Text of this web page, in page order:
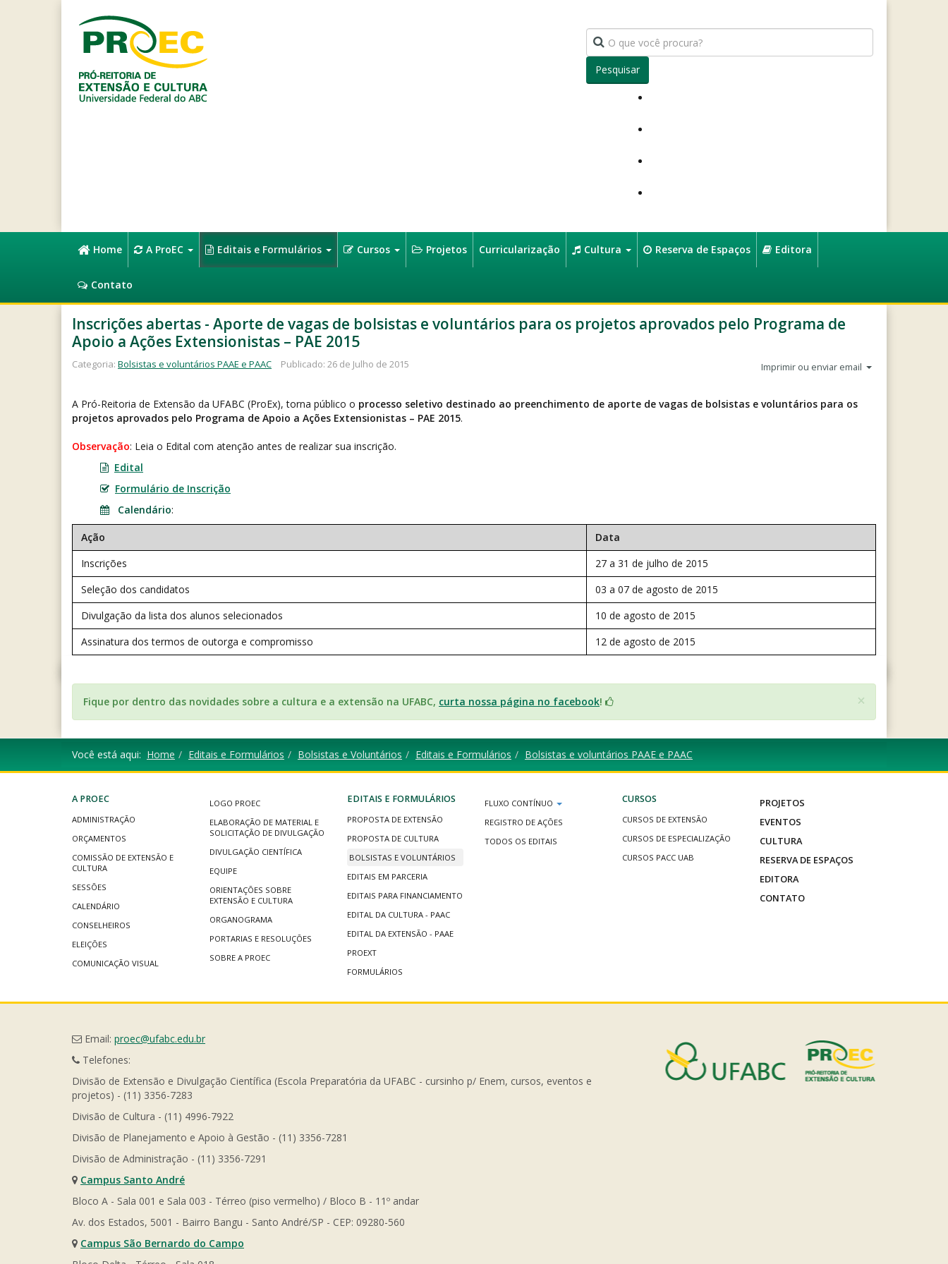
Pesquisar
Home A ProEC Editais e Formulários Cursos Projetos Curricularização Cultura Reserva de Espaços Editora
Contato
Inscrições abertas - Aporte de vagas de bolsistas e voluntários para os projetos aprovados pelo Programa de
Apoio a Ações Extensionistas – PAE 2015
Imprimir ou enviar email
Categoria: Bolsistas e voluntários PAAE e PAAC Publicado: 26 de Julho de 2015
A Pró-Reitoria de Extensão da UFABC (ProEx), torna público o processo seletivo destinado ao preenchimento de aporte de vagas de bolsistas e voluntários para os
projetos aprovados pelo Programa de Apoio a Ações Extensionistas – PAE 2015.
Observação: Leia o Edital com atenção antes de realizar sua inscrição.
Edital
Formulário de Inscrição
Calendário:
Ação
Data
Inscrições
27 a 31 de julho de 2015
Seleção dos candidatos
03 a 07 de agosto de 2015
Divulgação da lista dos alunos selecionados
10 de agosto de 2015
Assinatura dos termos de outorga e compromisso
12 de agosto de 2015
×
Fique por dentro das novidades sobre a cultura e a extensão na UFABC, curta nossa página no facebook!
Você está aqui: Home Editais e Formulários Bolsistas e Voluntários Editais e Formulários Bolsistas e voluntários PAAE e PAAC
A PROEC
ADMINISTRAÇÃO
ORÇAMENTOS
COMISSÃO DE EXTENSÃO E
CULTURA
SESSÕES
CALENDÁRIO
CONSELHEIROS
ELEIÇÕES
COMUNICAÇÃO VISUAL
LOGO PROEC
ELABORAÇÃO DE MATERIAL E
SOLICITAÇÃO DE DIVULGAÇÃO
DIVULGAÇÃO CIENTÍFICA
EQUIPE
ORIENTAÇÕES SOBRE
EXTENSÃO E CULTURA
ORGANOGRAMA
PORTARIAS E RESOLUÇÕES
SOBRE A PROEC
EDITAIS E FORMULÁRIOS
PROPOSTA DE EXTENSÃO
PROPOSTA DE CULTURA
BOLSISTAS E VOLUNTÁRIOS
EDITAIS EM PARCERIA
EDITAIS PARA FINANCIAMENTO
EDITAL DA CULTURA - PAAC
EDITAL DA EXTENSÃO - PAAE
PROEXT
FORMULÁRIOS
FLUXO CONTÍNUO
REGISTRO DE AÇÕES
TODOS OS EDITAIS
CURSOS
CURSOS DE EXTENSÃO
CURSOS DE ESPECIALIZAÇÃO
CURSOS PACC UAB
PROJETOS
EVENTOS
CULTURA
RESERVA DE ESPAÇOS
EDITORA
CONTATO
Email: proec@ufabc.edu.br
Telefones:
Divisão de Extensão e Divulgação Científica (Escola Preparatória da UFABC - cursinho p/ Enem, cursos, eventos e
projetos) - (11) 3356-7283
Divisão de Cultura - (11) 4996-7922
Divisão de Planejamento e Apoio à Gestão - (11) 3356-7281
Divisão de Administração - (11) 3356-7291
Campus Santo André
Bloco A - Sala 001 e Sala 003 - Térreo (piso vermelho) / Bloco B - 11º andar
Av. dos Estados, 5001 - Bairro Bangu - Santo André/SP - CEP: 09280-560
Campus São Bernardo do Campo